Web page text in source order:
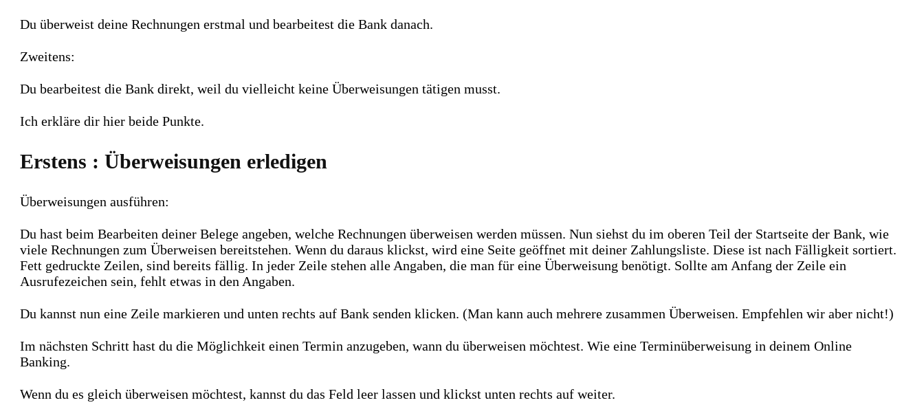
Du überweist deine Rechnungen erstmal und bearbeitest die Bank danach.
Zweitens:
Du bearbeitest die Bank direkt, weil du vielleicht keine Überweisungen tätigen musst.
Ich erkläre dir hier beide Punkte.
Erstens : Überweisungen erledigen
Überweisungen ausführen:
Du hast beim Bearbeiten deiner Belege angeben, welche Rechnungen überweisen werden müssen. Nun siehst du im oberen Teil der Startseite der Bank, wie
viele Rechnungen zum Überweisen bereitstehen. Wenn du daraus klickst, wird eine Seite geöffnet mit deiner Zahlungsliste. Diese ist nach Fälligkeit sortiert.
Fett gedruckte Zeilen, sind bereits fällig. In jeder Zeile stehen alle Angaben, die man für eine Überweisung benötigt. Sollte am Anfang der Zeile ein
Ausrufezeichen sein, fehlt etwas in den Angaben.
Du kannst nun eine Zeile markieren und unten rechts auf Bank senden klicken. (Man kann auch mehrere zusammen Überweisen. Empfehlen wir aber nicht!)
Im nächsten Schritt hast du die Möglichkeit einen Termin anzugeben, wann du überweisen möchtest. Wie eine Terminüberweisung in deinem Online
Banking.
Wenn du es gleich überweisen möchtest, kannst du das Feld leer lassen und klickst unten rechts auf weiter.